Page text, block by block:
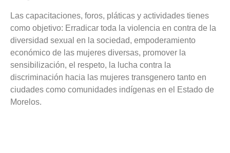
Las capacitaciones, foros, pláticas y actividades tienes
como objetivo: Erradicar toda la violencia en contra de la
diversidad sexual en la sociedad, empoderamiento
económico de las mujeres diversas, promover la
sensibilización, el respeto, la lucha contra la
discriminación hacia las mujeres transgenero tanto en
ciudades como comunidades indígenas en el Estado de
Morelos.